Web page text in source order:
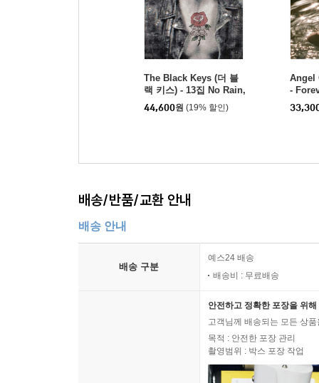
The Black Keys (더 블
랙 키스) - 13집 No Rain,
No Flowers [LP]
44,600원 (19% 할인)
Angel
-
배송/반품/교환 안내
배송 안내
배송 구분
예스24 배송
배송비 : 무료배송
안전하고 정확한 포장을 위
고객님께 배송되는 모든 상
목적 : 안전한 포장 관리
촬영범위 : 박스 포장 작업